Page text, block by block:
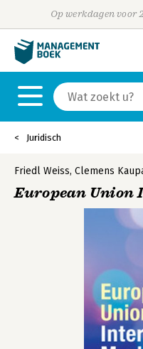
Op werkdagen voor
Juridisch
Friedl Weiss, Clemens
European Union